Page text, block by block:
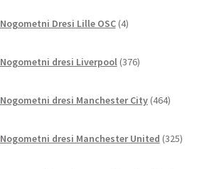
Nogometni Dresi Lille OSC 4izdelki
Nogometni dresi Liverpool 376izdelkov
Nogometni dresi Manchester City 464izdelkov
Nogometni dresi Manchester United 325izdelkov